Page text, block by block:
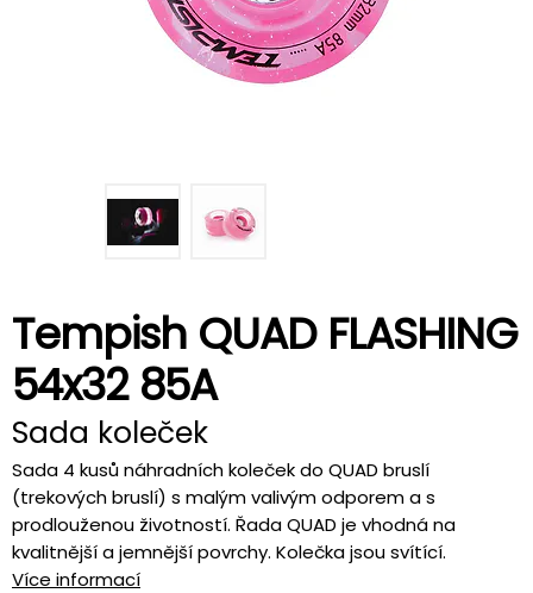
Tempish QUAD FLASHING
54x32 85A
Sada koleček
Sada 4 kusů náhradních koleček do QUAD bruslí
(trekových bruslí) s malým valivým odporem a s
prodlouženou životností. Řada QUAD je vhodná na
kvalitnější a jemnější povrchy. Kolečka jsou svítící.
Více informací